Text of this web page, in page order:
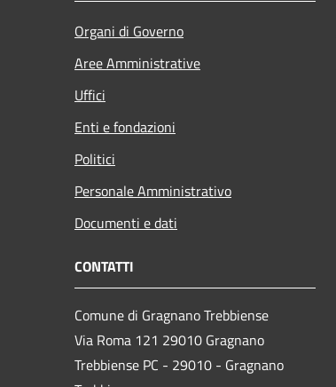
Organi di Governo
Aree Amministrative
Uffici
Enti e fondazioni
Politici
Personale Amministrativo
Documenti e dati
CONTATTI
Comune di Gragnano Trebbiense
Via Roma 121 29010 Gragnano
Trebbiense PC - 29010 - Gragnano